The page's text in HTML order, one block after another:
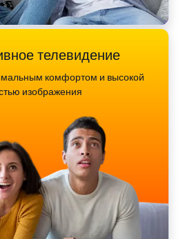
телевидение
комфортом и высокой
изображения